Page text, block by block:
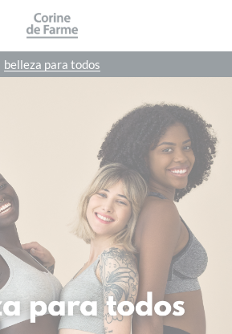
CORINE DE FARME
belleza para todos